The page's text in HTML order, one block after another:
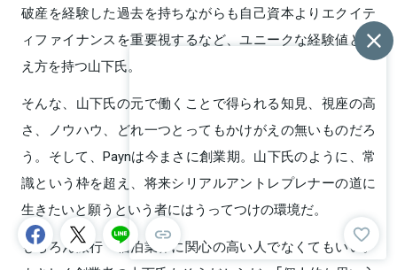
破産を経験した過去を持ちながらも自己資本よりエクイテ
ィファイナンスを重要視するなど、ユニークな経験値と考
え方を持つ山下氏。
そんな、山下氏の元で働くことで得られる知見、視座の高
さ、ノウハウ、どれ一つとってもかけがえの無いものだろ
う。そして、Paynは今まさに創業期。山下氏のように、常
識という枠を超え、将来シリアルアントレプレナーの道に
生きたいと願うという者にはうってつけの環境だ。
もちろん旅行・宿泊業界に関心の高い人でなくてもいい。